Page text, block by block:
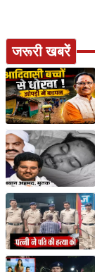
जरूरी खबरें